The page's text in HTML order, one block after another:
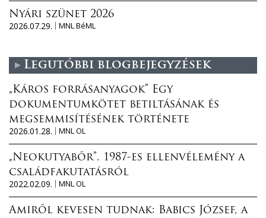
Nyári szünet 2026
2026.07.29.
MNL BéML
Legutóbbi blogbejegyzések
„Káros forrásanyagok” Egy
dokumentumkötet betiltásának és
megsemmisítésének története
2026.01.28.
MNL OL
„Neokutyabőr”. 1987-es ellenvélemény a
családfakutatásról
2022.02.09.
MNL OL
Amiről kevesen tudnak: Babics József, a